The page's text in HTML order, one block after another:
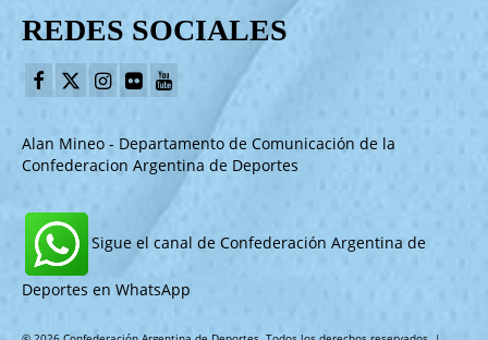
REDES SOCIALES
Alan Mineo - Departamento de Comunicación de la
Confederacion Argentina de Deportes
Sigue el canal de Confederación Argentina de
Deportes en WhatsApp